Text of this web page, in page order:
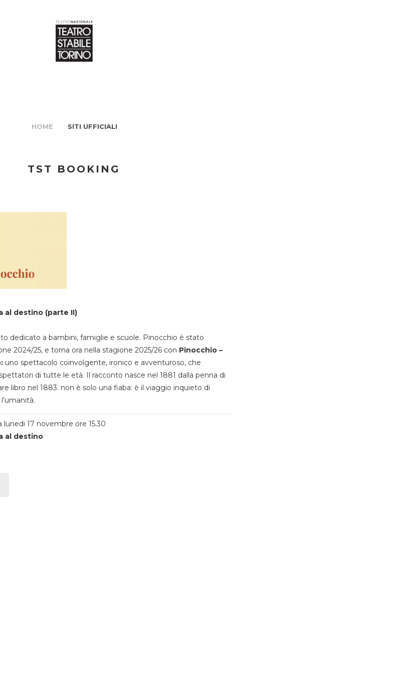
HOME SITI UFFICIALI
TST BOOKING
al destino (parte II)
dedicato a bambini, famiglie e scuole. Pinocchio è stato
2024/25, e torna ora nella stagione 2025/26 con Pinocchio –
uno spettacolo coinvolgente, ironico e avventuroso, che
di tutte le età. Il racconto nasce nel 1881 dalla penna di
libro nel 1883. non è solo una fiaba: è il viaggio inquieto di
17 novembre ore 15.30
al destino